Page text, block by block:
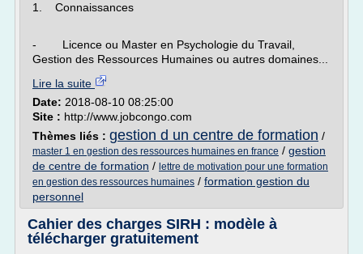
1. Connaissances
- Licence ou Master en Psychologie du Travail,
Gestion des Ressources Humaines ou autres domaines...
Lire la suite
Date: 2018-08-10 08:25:00
Site : http://www.jobcongo.com
Thèmes liés : gestion d un centre de formation /
master 1 en gestion des ressources humaines en france / gestion
de centre de formation / lettre de motivation pour une formation
en gestion des ressources humaines / formation gestion du
personnel
Cahier des charges SIRH : modèle à
télécharger gratuitement